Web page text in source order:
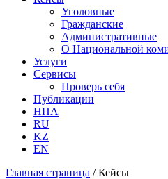
Уголовные
Гражданские
Административные
О Национальной
Услуги
Сервисы
Проверь себя
Публикации
НПА
RU
KZ
EN
Главная страница /Кейсы